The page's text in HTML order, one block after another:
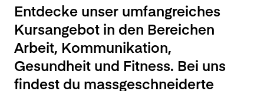
Entdecke unser umfangreiches
Kursangebot in den Bereichen
Arbeit, Kommunikation,
Gesundheit und Fitness. Bei uns
findest du massgeschneiderte